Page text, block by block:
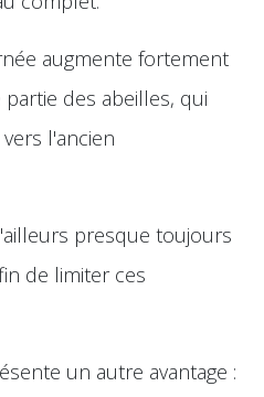
augmente fortement
des abeilles, qui
l'ancien
presque toujours
de limiter ces
un autre avantage :